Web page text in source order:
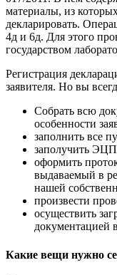
материалы, из
декларировать.
4д и 6д. Для этого
государством
Регистрация
заявителя. Но вы
Собрать всю
особенности
заполнить все
заполучить ЭЦП
оформить
выдаваемый в
нашей
произвести
осуществить
документацией
Какие вещи нужно